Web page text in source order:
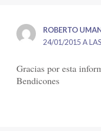
ROBERTO
24/01/2015 A
Gracias por esta
Bendicones